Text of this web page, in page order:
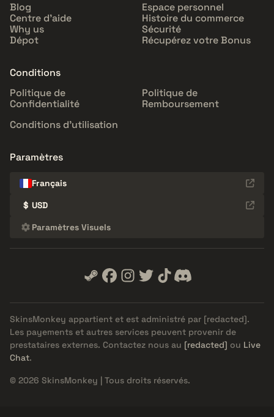
Blog
Centre d'aide
Why us
Dépot
Espace personnel
Histoire du commerce
Sécurité
Récupérez votre Bonus
Conditions
Politique de
Confidentialité
Politique de
Remboursement
Conditions d'utilisation
Paramètres
Français
$ USD
Paramètres Visuels
SkinsMonkey appartient et est administré par [redacted].
Les payements et autres services peuvent provenir de
prestataires externes. Contactez nous au [redacted] ou Live
Chat.
© 2026 SkinsMonkey | Tous droits réservés.